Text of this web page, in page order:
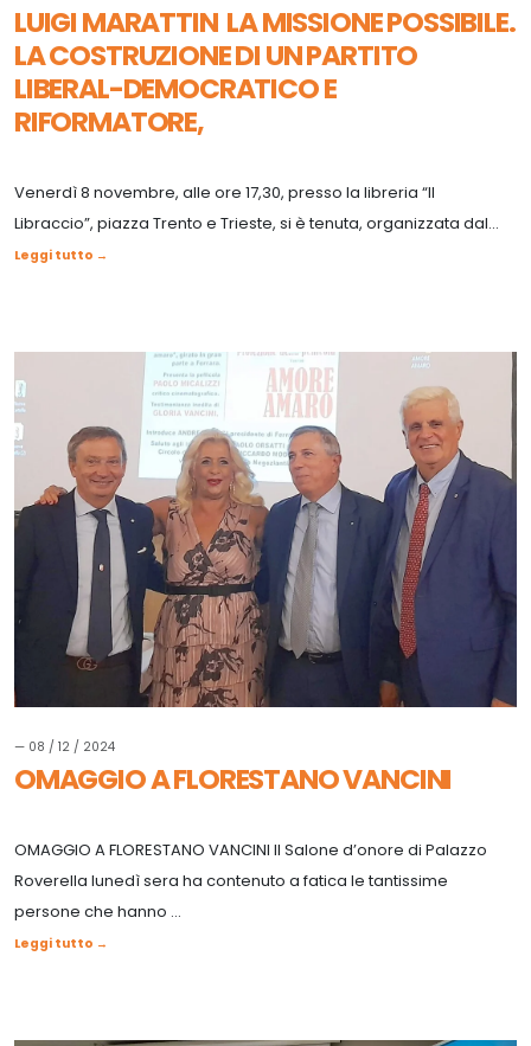
LUIGI MARATTIN LA MISSIONE POSSIBILE.
LA COSTRUZIONE DI UN PARTITO
LIBERAL-DEMOCRATICO E
RIFORMATORE,
Venerdì 8 novembre, alle ore 17,30, presso la libreria “Il
Libraccio”, piazza Trento e Trieste, si è tenuta, organizzata dal...
Leggi tutto →
— 08 / 12 / 2024
OMAGGIO A FLORESTANO VANCINI
OMAGGIO A FLORESTANO VANCINI Il Salone d’onore di Palazzo
Roverella lunedì sera ha contenuto a fatica le tantissime
persone che hanno ...
Leggi tutto →